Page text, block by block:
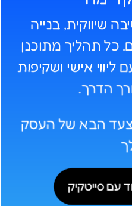
שיווקית, בנייה
כל תהליך מתוכנן
ליווי אישי ושקיפות
הדרך.
הבא של העסק
עם סייטקיק